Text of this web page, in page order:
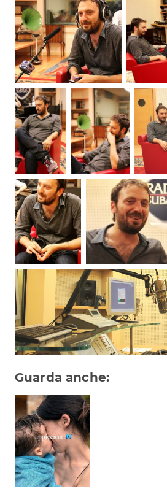
Subasio Collection
Subasio Per Un’Ora
Video
Foto
Speciali
Oroscopo
Radio Subasio Music
Sanremo 2026
News
Musica
Cultura
Attualità
Costume
Extra
Eventi
Guarda anche: